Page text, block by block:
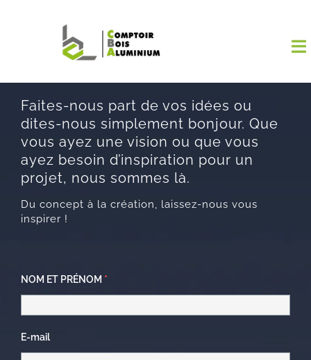
Faites-nous part de vos idées ou
dites-nous simplement bonjour. Que
vous ayez une vision ou que vous
ayez besoin d’inspiration pour un
projet, nous sommes là.
Du concept à la création, laissez-nous vous
inspirer !
NOM ET PRÉNOM *
E-mail